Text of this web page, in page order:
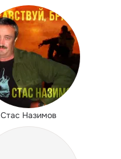
Стас Назимов